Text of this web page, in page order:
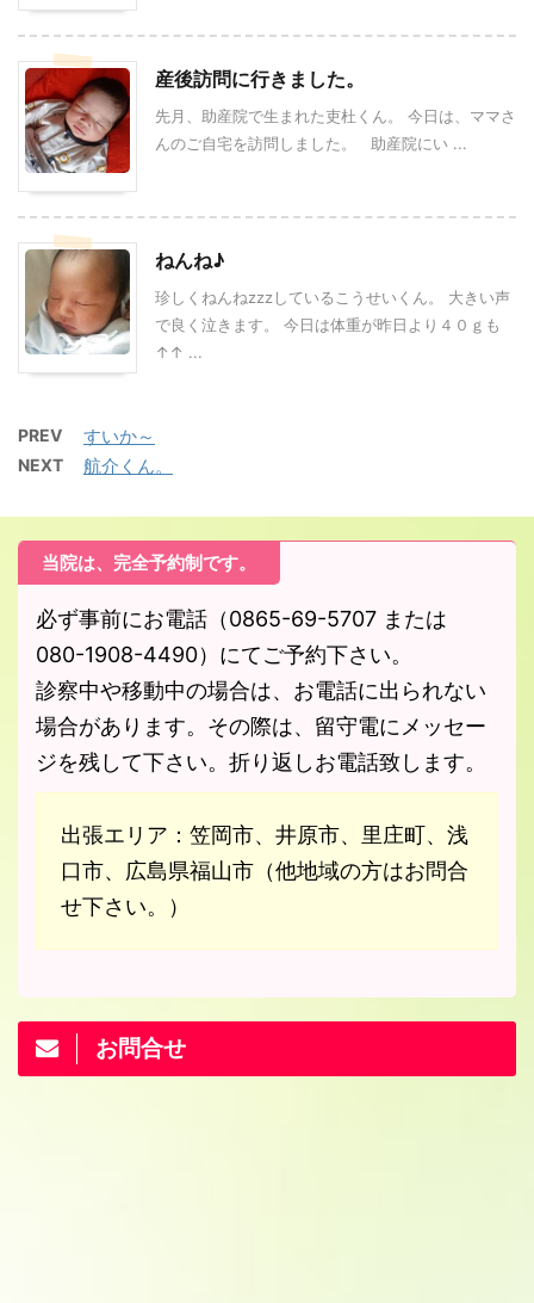
産後訪問に行きました。
先月、助産院で生まれた吏杜くん。 今日は、ママさ
んのご自宅を訪問しました。 助産院にい ...
ねんね♪
珍しくねんねzzzしているこうせいくん。 大きい声
で良く泣きます。 今日は体重が昨日より４０ｇも
↑↑ ...
PREV すいか～
NEXT 航介くん。
当院は、完全予約制です。
必ず事前にお電話（0865-69-5707 または
080-1908-4490）にてご予約下さい。
診察中や移動中の場合は、お電話に出られない
場合があります。その際は、留守電にメッセー
ジを残して下さい。折り返しお電話致します。
出張エリア：笠岡市、井原市、里庄町、浅
口市、広島県福山市（他地域の方はお問合
せ下さい。）
お問合せ